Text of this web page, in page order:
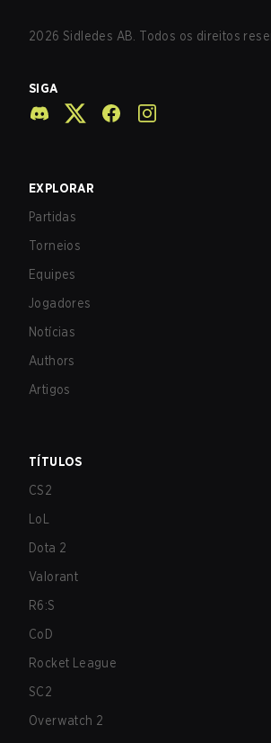
2026 Sidledes AB. Todos os direitos
SIGA
EXPLORAR
Partidas
Torneios
Equipes
Jogadores
Notícias
Authors
Artigos
TÍTULOS
CS2
LoL
Dota 2
Valorant
R6:S
CoD
Rocket League
SC2
Overwatch 2